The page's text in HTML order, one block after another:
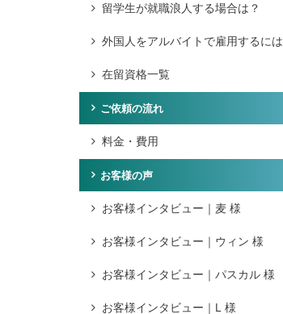
留学生が就職浪人する場合は？
外国人をアルバイトで雇用するには
在留資格一覧
ご依頼の流れ
料金・費用
お客様の声
お客様インタビュー｜麦 様
お客様インタビュー｜ウィン 様
お客様インタビュー｜パスカル 様
お客様インタビュー｜L 様